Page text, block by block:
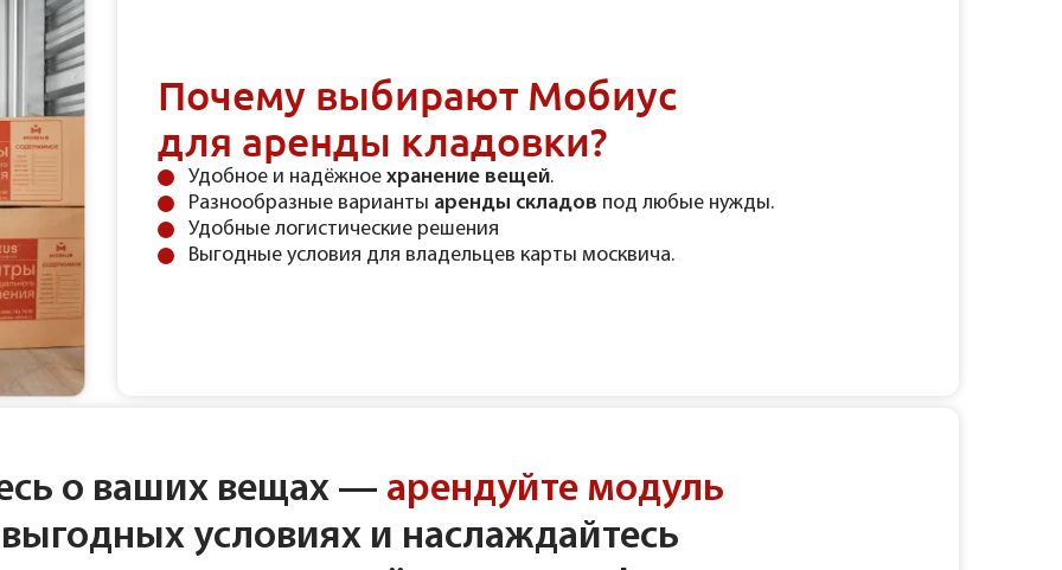
Почему выбирают Мобиус
для аренды кладовки?
Удобное и надёжное хранение вещей.
Разнообразные варианты аренды складов под любые нужды.
Удобные логистические решения
Выгодные условия для владельцев карты москвича.
о ваших вещах — арендуйте модуль
условиях и наслаждайтесь